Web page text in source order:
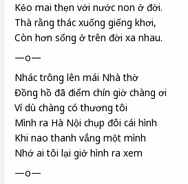
Kẻo mai thẹn với nước non ở đời.
Thà rằng thác xuống giếng khơi,
Còn hơn sống ở trên đời xa nhau.
—o—
Nhác trông lên mái Nhà thờ
Đồng hồ đã điểm chín giờ chàng ơi
Ví dù chàng có thương tôi
Mình ra Hà Nội chụp đôi cái hình
Khi nao thanh vắng một mình
Nhớ ai tôi lại giở hình ra xem
—o—